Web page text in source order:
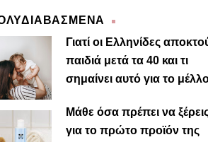
Γιατί οι Ελληνίδες
παιδιά μετά τα 40 και τι
σημαίνει αυτό για το
Μάθε όσα πρέπει να
για το πρώτο προϊόν της